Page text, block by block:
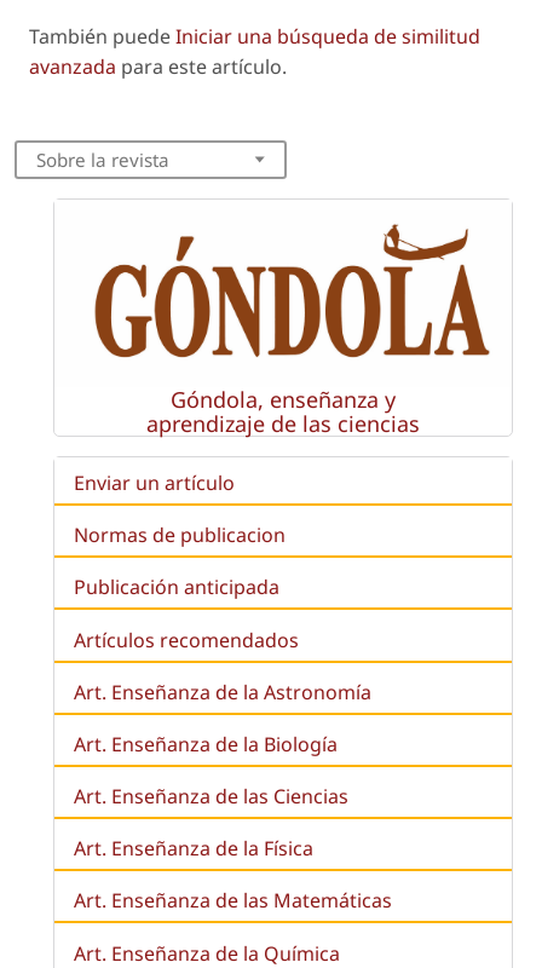
También puedeIniciar una búsqueda de similitud
avanzada para este artículo.
Sobre la revista
Góndola, enseñanza y
aprendizaje de las ciencias
Enviar un artículo
Normas de publicacion
Publicación anticipada
Artículos recomendados
Art. Enseñanza de la Astronomía
Art. Enseñanza de la Biología
Art. Enseñanza de las Ciencias
Art. Enseñanza de la Física
Art. Enseñanza de las Matemáticas
Art. Enseñanza de la Química